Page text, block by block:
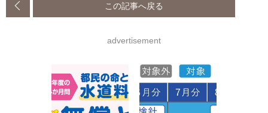
この記事へ戻る
advertisement